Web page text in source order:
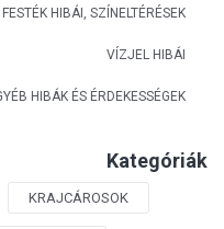
FESTÉK HIBÁI, SZÍNELTÉRÉSEK
VÍZJEL HIBÁI
HIBÁK ÉS ÉRDEKESSÉGEK
Kategóriák
KRAJCÁROSOK